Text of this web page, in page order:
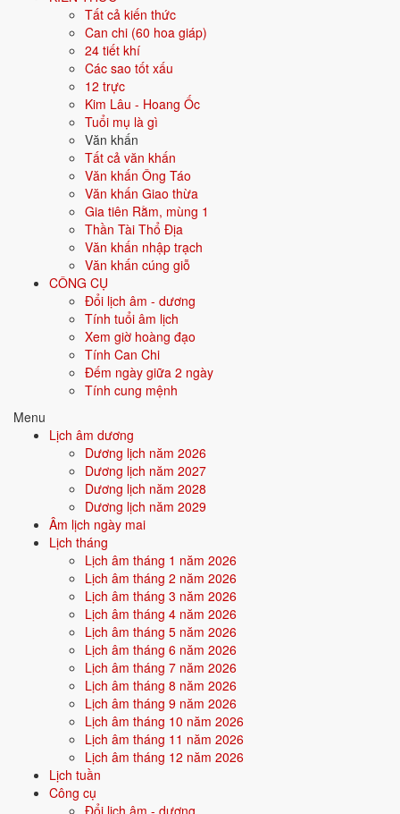
Tất cả kiến thức
Can chi (60 hoa giáp)
24 tiết khí
Các sao tốt xấu
12 trực
Kim Lâu - Hoang Ốc
Tuổi mụ là gì
Văn khấn
Tất cả văn khấn
Văn khấn Ông Táo
Văn khấn Giao thừa
Gia tiên Rằm, mùng 1
Thần Tài Thổ Địa
Văn khấn nhập trạch
Văn khấn cúng giỗ
CÔNG CỤ
Đổi lịch âm - dương
Tính tuổi âm lịch
Xem giờ hoàng đạo
Tính Can Chi
Đếm ngày giữa 2 ngày
Tính cung mệnh
Menu
Lịch âm dương
Dương lịch năm 2026
Dương lịch năm 2027
Dương lịch năm 2028
Dương lịch năm 2029
Âm lịch ngày mai
Lịch tháng
Lịch âm tháng 1 năm 2026
Lịch âm tháng 2 năm 2026
Lịch âm tháng 3 năm 2026
Lịch âm tháng 4 năm 2026
Lịch âm tháng 5 năm 2026
Lịch âm tháng 6 năm 2026
Lịch âm tháng 7 năm 2026
Lịch âm tháng 8 năm 2026
Lịch âm tháng 9 năm 2026
Lịch âm tháng 10 năm 2026
Lịch âm tháng 11 năm 2026
Lịch âm tháng 12 năm 2026
Lịch tuần
Công cụ
Đổi lịch âm - dương
vật gì?
Mâm cỗ mùng 1 thường dùng lại đồ đã cúng Giao thừa. Có thể chuẩn
bị mới nhưng không cần cầu kỳ thêm.
Bánh chưng, xôi gà hoặc giò chả, mứt Tết.
Trầu cau, rượu trà, hương hoa tươi.
Có thể thêm hoa quả ngũ quả bày sẵn từ 30 Tết.
Bài văn khấn Mùng 1 Tết đọc thế
Đọc khấn thần linh và gia tiên trong cùng 1 bài. Nêu rõ họ tên và địa
Bản đầy đủ (cổ truyền)
Nam mô A Di Đà Phật! (3 lần)
Con kính lạy chín phương Trời, mười phương Chư Phật.
Con kính lạy Hoàng Thiên Hậu Thổ, chư vị Tôn thần.
Tín chủ con là: ... Ngụ tại: ...
Hôm nay là ngày mùng 1 tháng Giêng, nhằm tiết Nguyên đán đầu
xuân. Tín chủ con thành tâm sửa biện hương hoa, cỗ Tết kính dâng
trước án, kính mời chư vị Tôn thần và gia tiên về thụ hưởng.
Cúi xin chư vị phù hộ độ trì cho toàn gia một năm mới mạnh khỏe,
bình an, an khang thịnh vượng, vạn sự như ý.
Chúng con lễ bạc tâm thành, cúi xin chứng giám.
Nam mô A Di Đà Phật! (3 lần)
Bản ngắn gọn
Nam mô A Di Đà Phật! (3 lần)
Con lạy chư vị Tôn thần và gia tiên nhà con.
Hôm nay mùng 1 Tết, con thành tâm dâng lễ đầu năm.
Cúi xin chư vị chứng giám lòng thành, phù hộ gia đình con năm mới
bình an, mạnh khỏe, mọi việc hanh thông.
Nam mô A Di Đà Phật!